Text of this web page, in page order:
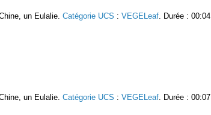
un Eulalie. Catégorie UCS : VEGELeaf . Durée : 00:04.
un Eulalie. Catégorie UCS : VEGELeaf . Durée : 00:07.